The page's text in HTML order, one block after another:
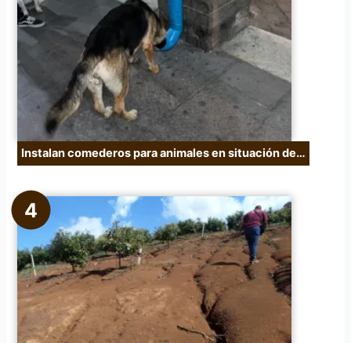
Instalan comederos para animales en situación de…